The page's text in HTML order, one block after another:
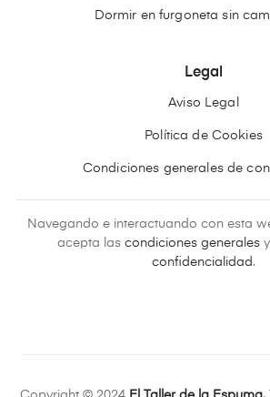
Dormir en furgoneta sin
Legal
Aviso Legal
Política de Cookies
Condiciones generales de
Navegando e interactuando con esta
acepta las condiciones generalesy
confidencialidad .